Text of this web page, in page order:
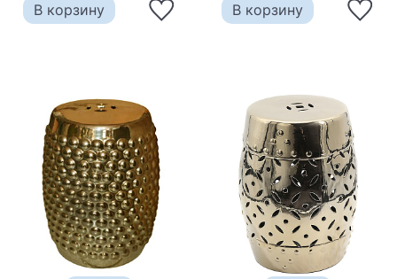
В корзину В корзину